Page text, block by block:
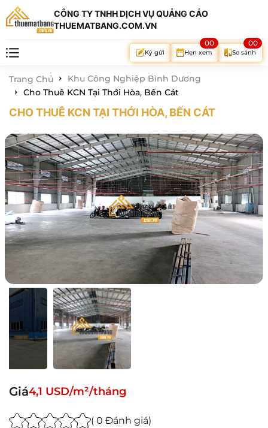
CÔNG TY TNHH DỊCH VỤ QUẢNG CÁO
THUEMATBANG.COM.VN
Ký gửi Hẹn xem
00
So sánh
00
Trang Chủ
Khu Công Nghiệp Bình Dương
Cho Thuê KCN Tại Thới Hòa, Bến Cát
CHO THUÊ KCN TẠI THỚI HÒA, BẾN CÁT
Giá4,1 USD/m²/tháng
( 0 Đánh giá)